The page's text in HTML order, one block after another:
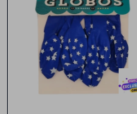
Globo x10 unidades diseño
estrellas.
Varios colores